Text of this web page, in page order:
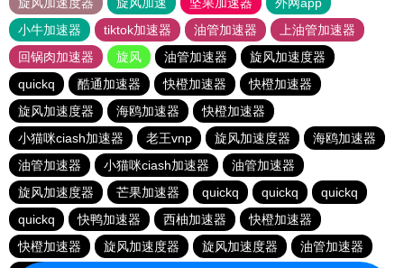
旋风加速度器
旋风加速 坚果加速器
外网app
小牛加速器
tiktok加速器 油管加速器
上油管加速器
回锅肉加速器
旋风 油管加速器
旋风加速度器
quickq
酷通加速器 快橙加速器
快橙加速器
旋风加速度器
海鸥加速器
快橙加速器
小猫咪ciash加速器
老王vnp 旋风加速度器
海鸥加速器
油管加速器
小猫咪ciash加速器
油管加速器
旋风加速度器
芒果加速器 quickq quickq
quickq
quickq
快鸭加速器 西柚加速器
快橙加速器
快橙加速器
旋风加速度器 旋风加速度器
油管加速器